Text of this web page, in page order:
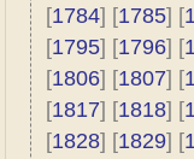
[1784] [1785] [
[1795] [1796] [
[1806] [1807] [
[1817] [1818] [
[1828] [1829] [